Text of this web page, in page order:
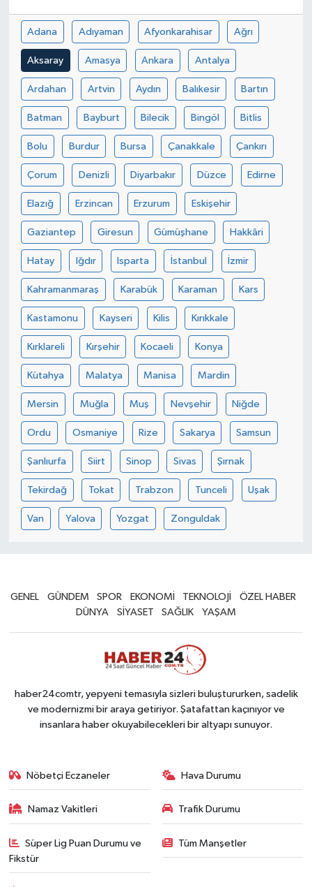
Adana Adıyaman Afyonkarahisar Ağrı
Aksaray Amasya Ankara Antalya
Ardahan Artvin Aydın Balıkesir Bartın
Batman Bayburt Bilecik Bingöl Bitlis
Bolu Burdur Bursa Çanakkale Çankırı
Çorum Denizli Diyarbakır Düzce Edirne
Elazığ Erzincan Erzurum Eskişehir
Gaziantep Giresun Gümüşhane Hakkâri
Hatay Iğdır Isparta İstanbul İzmir
Kahramanmaraş Karabük Karaman Kars
Kastamonu Kayseri Kilis Kırıkkale
Kırklareli Kırşehir Kocaeli Konya
Kütahya Malatya Manisa Mardin
Mersin Muğla Muş Nevşehir Niğde
Ordu Osmaniye Rize Sakarya Samsun
Şanlıurfa Siirt Sinop Sivas Şırnak
Tekirdağ Tokat Trabzon Tunceli Uşak
Van Yalova Yozgat Zonguldak
GENEL GÜNDEM SPOR EKONOMİ TEKNOLOJİ
ÖZEL HABER
DÜNYA
SİYASET SAĞLIK YAŞAM
haber24comtr, yepyeni temasıyla sizleri buluştururken, sadelik
ve modernizmi bir araya getiriyor. Şatafattan kaçınıyor ve
insanlara haber okuyabilecekleri bir altyapı sunuyor.
Nöbetçi Eczaneler Hava Durumu
Namaz Vakitleri Trafik Durumu
Süper Lig Puan Durumu ve
Fikstür
Tüm Manşetler